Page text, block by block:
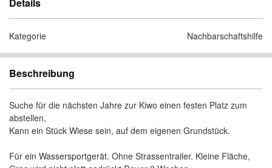
Kategorie Nachbarschaftshilfe
Beschreibung
Suche für die nächsten Jahre zur Kiwo einen festen Platz zum
abstellen,
Kann ein Stück Wiese sein, auf dem eigenen Grundstück.
Für ein Wassersportgerät. Ohne Strassentrailer. Kleine Fläche,